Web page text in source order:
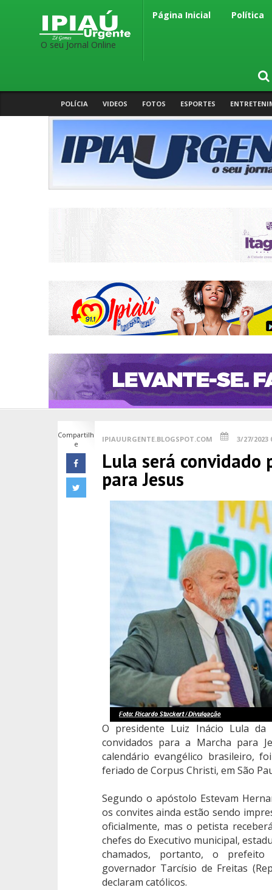
O seu Jornal Online
Página Inicial Política
POLÍCIA VIDEOS FOTOS ESPORTES
Compartilh
e
IPIAUURGENTE.BLOGSPOT.COM 3/27/2023
Lula será convidado
para Jesus
O presidente Luiz Inácio Lula
convidados para a Marcha para
calendário evangélico brasileiro,
feriado de Corpus Christi, em São
Segundo o apóstolo Estevam
os convites ainda estão sendo
oficialmente, mas o petista
chefes do Executivo municipal,
chamados, portanto, o
governador Tarcísio de Freitas
declaram católicos.